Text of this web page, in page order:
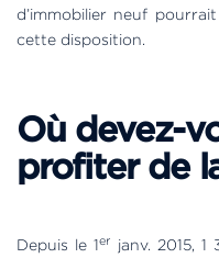
d’immobilier neuf
cette disposition.
Où devez-
profiter de
Depuis le 1er janv. 2015,